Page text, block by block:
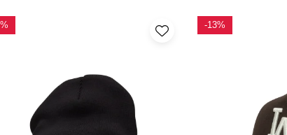
-13%